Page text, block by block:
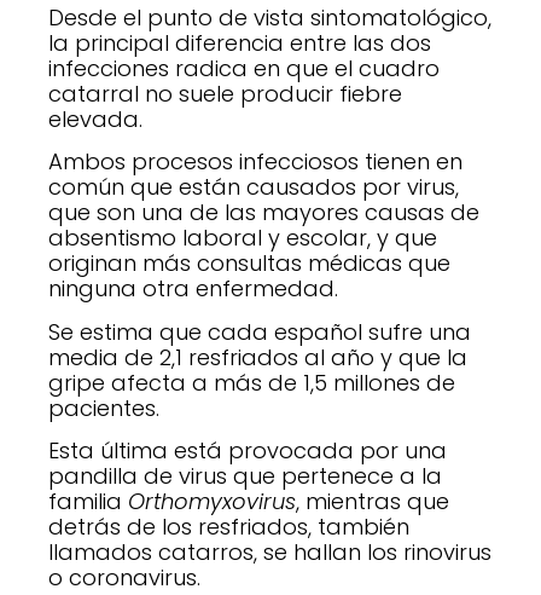
Desde el punto de vista sintomatológico,
la principal diferencia entre las dos
infecciones radica en que el cuadro
catarral no suele producir fiebre
elevada.
Ambos procesos infecciosos tienen en
común que están causados por virus,
que son una de las mayores causas de
absentismo laboral y escolar, y que
originan más consultas médicas que
ninguna otra enfermedad.
Se estima que cada español sufre una
media de 2,1 resfriados al año y que la
gripe afecta a más de 1,5 millones de
pacientes.
Esta última está provocada por una
pandilla de virus que pertenece a la
familia Orthomyxovirus, mientras que
detrás de los resfriados, también
llamados catarros, se hallan los rinovirus
o coronavirus.